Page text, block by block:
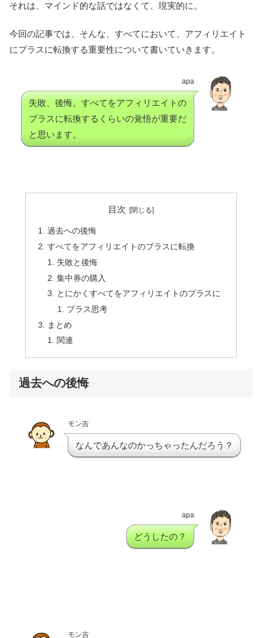
それは、マインド的な話ではなくて、現実的に。
今回の記事では、そんな、すべてにおいて、アフィリエイト
にプラスに転換する重要性について書いていきます。
apa
失敗、後悔。すべてをアフィリエイトの
プラスに転換するくらいの覚悟が重要だ
と思います。
目次
過去への後悔
すべてをアフィリエイトのプラスに転換
失敗と後悔
集中券の購入
とにかくすべてをアフィリエイトのプラスに
プラス思考
まとめ
関連
過去への後悔
モン吉
なんであんなのかっちゃったんだろう？
apa
どうしたの？
モン吉